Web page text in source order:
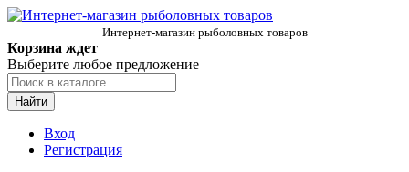
Интернет-магазин рыболовных товаров
Корзина ждет
Выберите любое предложение
Найти
Вход
Регистрация